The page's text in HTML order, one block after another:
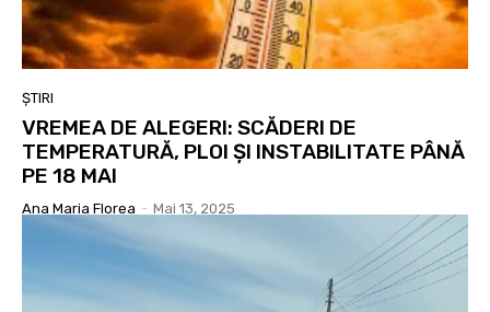
ȘTIRI
VREMEA DE ALEGERI: SCĂDERI DE
TEMPERATURĂ, PLOI ȘI INSTABILITATE PÂNĂ
PE 18 MAI
Ana Maria Florea - Mai 13, 2025